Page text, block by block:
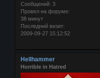
Сообщений: 3
Провел на форуме:
38 минут
Последний визит:
2009-09-27 15:12:52
Hellhammer
Horrible in Hatred